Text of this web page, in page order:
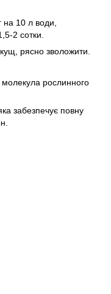
на 10 л води,
2 сотки.
рясно зволожити.
молекула рослинного
забезпечує повну